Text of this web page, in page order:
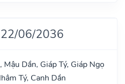
06/2036
Dần, Giáp Tý, Giáp Ngọ
Tý, Canh Dần